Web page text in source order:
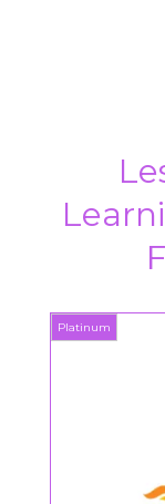
Platinum